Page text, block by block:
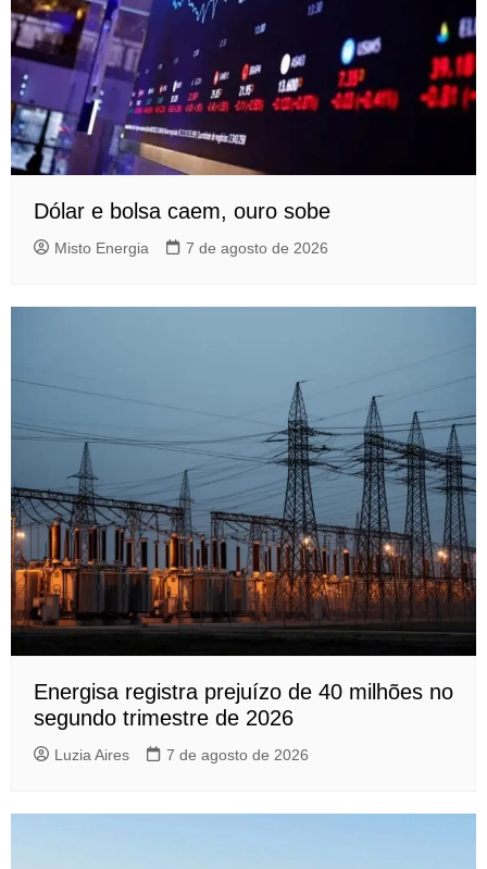
Dólar e bolsa caem, ouro sobe
Misto Energia 7 de agosto de 2026
Energisa registra prejuízo de 40 milhões no
segundo trimestre de 2026
Luzia Aires 7 de agosto de 2026